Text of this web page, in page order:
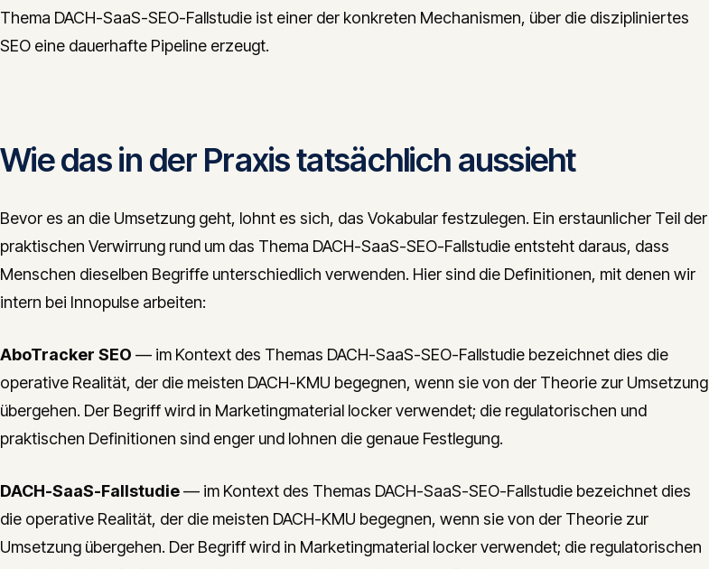
Thema DACH-SaaS-SEO-Fallstudie ist einer der konkreten Mechanismen, über die diszipliniertes
SEO eine dauerhafte Pipeline erzeugt.
Wie das in der Praxis tatsächlich aussieht
Bevor es an die Umsetzung geht, lohnt es sich, das Vokabular festzulegen. Ein erstaunlicher Teil der
praktischen Verwirrung rund um das Thema DACH-SaaS-SEO-Fallstudie entsteht daraus, dass
Menschen dieselben Begriffe unterschiedlich verwenden. Hier sind die Definitionen, mit denen wir
intern bei Innopulse arbeiten:
AboTracker SEO — im Kontext des Themas DACH-SaaS-SEO-Fallstudie bezeichnet dies die
operative Realität, der die meisten DACH-KMU begegnen, wenn sie von der Theorie zur Umsetzung
übergehen. Der Begriff wird in Marketingmaterial locker verwendet; die regulatorischen und
praktischen Definitionen sind enger und lohnen die genaue Festlegung.
DACH-SaaS-Fallstudie— im Kontext des Themas DACH-SaaS-SEO-Fallstudie bezeichnet dies
die operative Realität, der die meisten DACH-KMU begegnen, wenn sie von der Theorie zur
Umsetzung übergehen. Der Begriff wird in Marketingmaterial locker verwendet; die regulatorischen